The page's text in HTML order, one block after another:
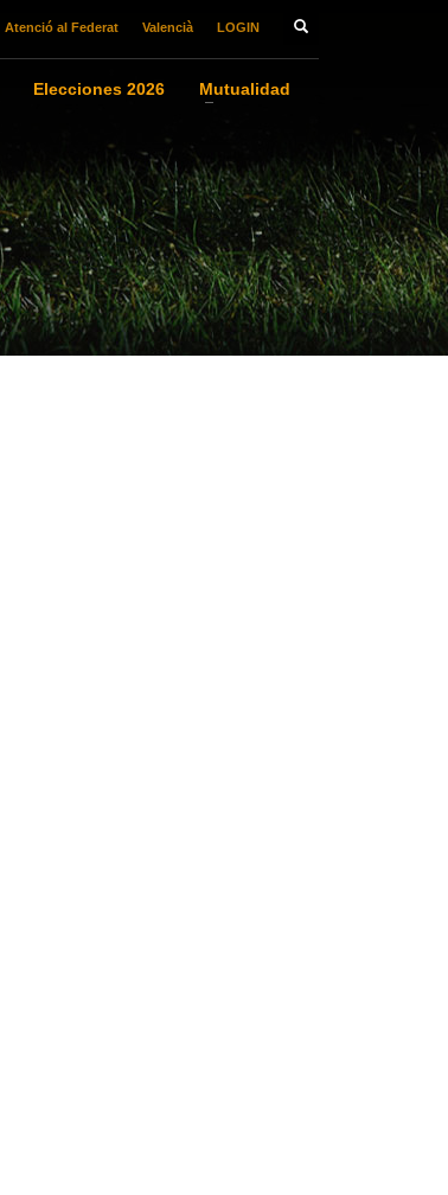
Atenció al Federat Valencià LOGIN
Elecciones 2026
Mutualidad